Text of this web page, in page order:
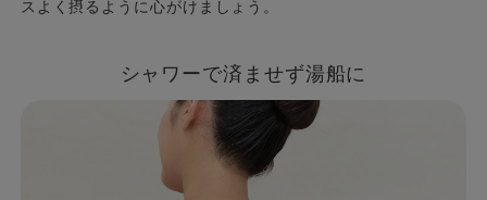
スよく摂るように心がけましょう。
シャワーで済ませず湯船に